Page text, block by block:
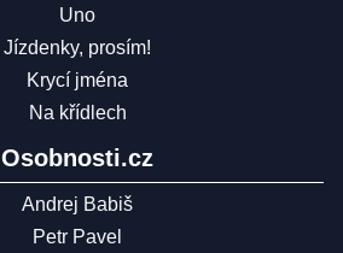
Uno
Jízdenky, prosím!
Krycí jména
Na křídlech
Osobnosti.cz
Andrej Babiš
Petr Pavel